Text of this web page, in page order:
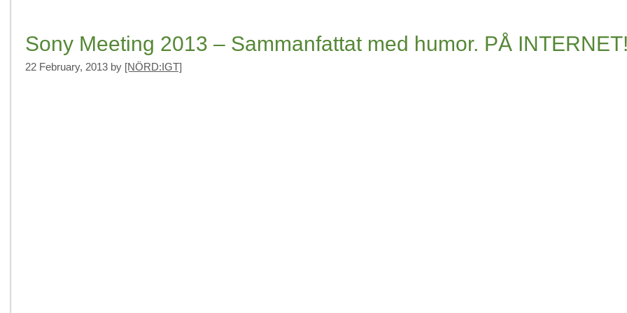
Sony Meeting 2013 – Sammanfattat med humor. PÅ
22 February, 2013 by [NÖRD:IGT]